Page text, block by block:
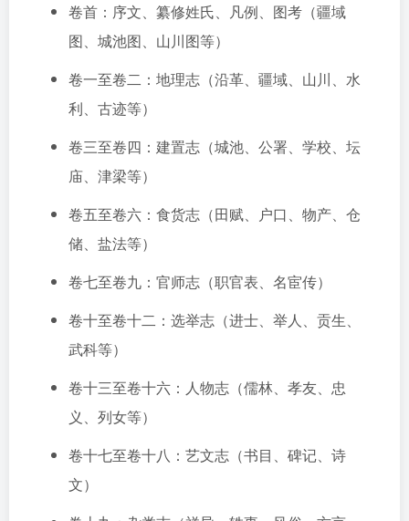
卷首：序文、纂修姓氏、凡例、图考（疆域
图、城池图、山川图等）
卷一至卷二：地理志（沿革、疆域、山川、水
利、古迹等）
卷三至卷四：建置志（城池、公署、学校、坛
庙、津梁等）
卷五至卷六：食货志（田赋、户口、物产、仓
储、盐法等）
卷七至卷九：官师志（职官表、名宦传）
卷十至卷十二：选举志（进士、举人、贡生、
武科等）
卷十三至卷十六：人物志（儒林、孝友、忠
义、列女等）
卷十七至卷十八：艺文志（书目、碑记、诗
文）